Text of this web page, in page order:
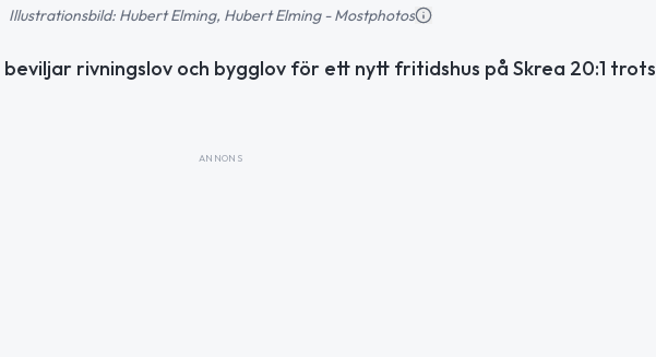
Illustrationsbild: Hubert Elming, Hubert Elming - Mostphotos
beviljar rivningslov och bygglov för ett nytt fritidshus på Skrea 20:1 trots
ANNONS